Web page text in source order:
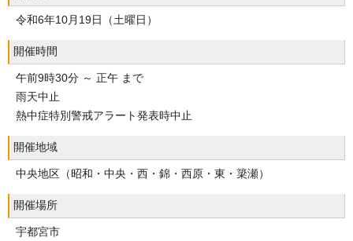
令和6年10月19日（土曜日）
開催時間
午前9時30分 ～ 正午 まで
雨天中止
熱中症特別警戒アラート発表時中止
開催地域
中央地区（昭和・中央・西・錦・西原・東・簗瀬）
開催場所
宇都宮市